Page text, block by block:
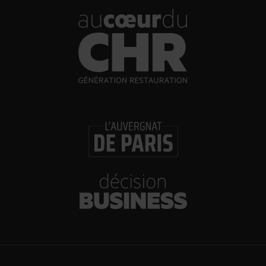
Brasserie Dupont : la bière saison, mais pas
que…
30/07/2026
Incendies : l’aide d’urgence rehaussée à 8 000 €
30/07/2026
Les Bold Woman Dinners de Veuve Clicquot de
retour
30/07/2026